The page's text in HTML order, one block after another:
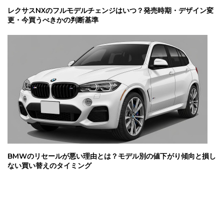
レクサスNXのフルモデルチェンジはいつ？発売時期・デザイン変
更・今買うべきかの判断基準
BMWのリセールが悪い理由とは？モデル別の値下がり傾向と損し
ない買い替えのタイミング